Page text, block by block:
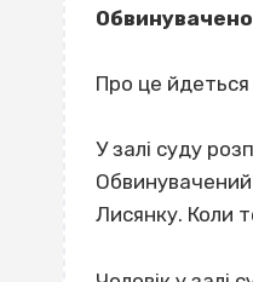
Про це
У залі суду
Обвинувачений
Лисянку. Коли